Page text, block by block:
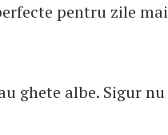
pentru zile mai
ghete albe. Sigur nu